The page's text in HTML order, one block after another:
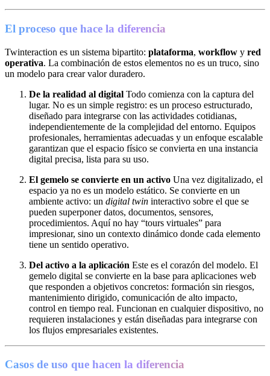
El proceso que hace la diferencia
Twinteraction es un sistema bipartito: plataforma, workflow y red
operativa. La combinación de estos elementos no es un truco, sino
un modelo para crear valor duradero.
De la realidad al digital Todo comienza con la captura del
lugar. No es un simple registro: es un proceso estructurado,
diseñado para integrarse con las actividades cotidianas,
independientemente de la complejidad del entorno. Equipos
profesionales, herramientas adecuadas y un enfoque escalable
garantizan que el espacio físico se convierta en una instancia
digital precisa, lista para su uso.
El gemelo se convierte en un activo Una vez digitalizado, el
espacio ya no es un modelo estático. Se convierte en un
ambiente activo: un digital twin interactivo sobre el que se
pueden superponer datos, documentos, sensores,
procedimientos. Aquí no hay “tours virtuales” para
impresionar, sino un contexto dinámico donde cada elemento
tiene un sentido operativo.
Del activo a la aplicación Este es el corazón del modelo. El
gemelo digital se convierte en la base para aplicaciones web
que responden a objetivos concretos: formación sin riesgos,
mantenimiento dirigido, comunicación de alto impacto,
control en tiempo real. Funcionan en cualquier dispositivo, no
requieren instalaciones y están diseñadas para integrarse con
los flujos empresariales existentes.
Casos de uso que hacen la diferencia